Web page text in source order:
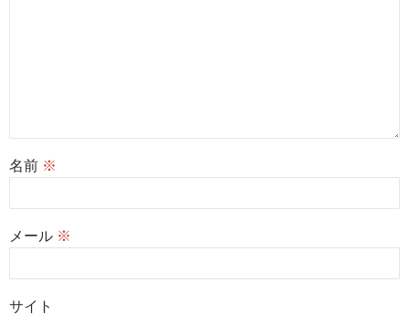
名前 ※
メール ※
サイト